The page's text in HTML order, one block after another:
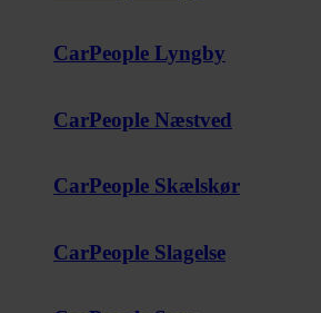
CarPeople Lyngby
CarPeople Næstved
CarPeople Skælskør
CarPeople Slagelse